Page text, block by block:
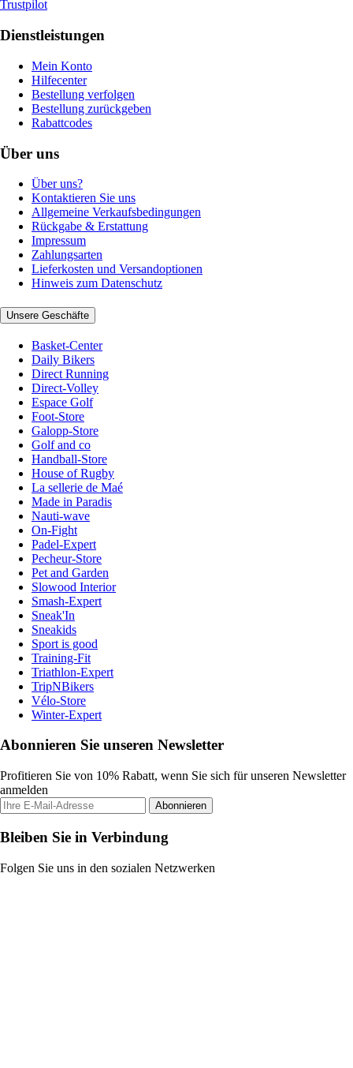
Trustpilot
Dienstleistungen
Mein Konto
Hilfecenter
Bestellung verfolgen
Bestellung zurückgeben
Rabattcodes
Über uns
Über uns?
Kontaktieren Sie uns
Allgemeine Verkaufsbedingungen
Rückgabe & Erstattung
Impressum
Zahlungsarten
Lieferkosten und Versandoptionen
Hinweis zum Datenschutz
Unsere Geschäfte
Basket-Center
Daily Bikers
Direct Running
Direct-Volley
Espace Golf
Foot-Store
Galopp-Store
Golf and co
Handball-Store
House of Rugby
La sellerie de Maé
Made in Paradis
Nauti-wave
On-Fight
Padel-Expert
Pecheur-Store
Pet and Garden
Slowood Interior
Smash-Expert
Sneak'In
Sneakids
Sport is good
Training-Fit
Triathlon-Expert
TripNBikers
Vélo-Store
Winter-Expert
Abonnieren Sie unseren Newsletter
Profitieren Sie von 10% Rabatt, wenn Sie sich für unseren Newsletter
anmelden
Abonnieren
Bleiben Sie in Verbindung
Folgen Sie uns in den sozialen Netzwerken